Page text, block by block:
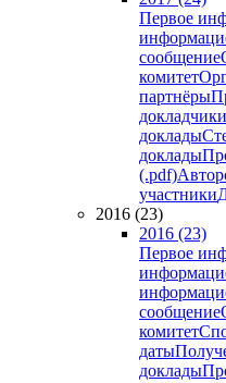
Первое
сообщение
комитет
партнёры
докладчики
доклады
доклады
(.pdf)
участники
2016 (23)
2016 (23)
Первое
сообщение
комитет
даты
доклады